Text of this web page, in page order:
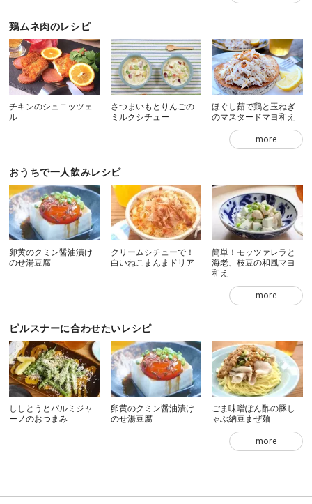
鶏ムネ肉のレシピ
チキンのシュニッツェ
ル
さつまいもとりんごの
ミルクシチュー
ほぐし茹で鶏と玉ねぎ
のマスタードマヨ和え
more
おうちで一人飲みレシピ
卵黄のクミン醤油漬け
のせ湯豆腐
クリームシチューで！
白いねこまんまドリア
簡単！モッツァレラと
海老、枝豆の和風マヨ
和え
more
ピルスナーに合わせたいレシピ
ししとうとパルミジャ
ーノのおつまみ
卵黄のクミン醤油漬け
のせ湯豆腐
ごま味噌ぽん酢の豚し
ゃぶ納豆まぜ麺
more